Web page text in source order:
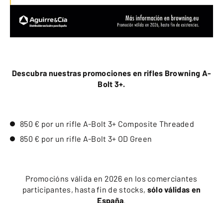
Descubra nuestras promociones en rifles Browning A-
Bolt 3+.
850 € por un rifle A-Bolt 3+ Composite Threaded
850 € por un rifle A-Bolt 3+ OD Green
Promocións válida en 2026 en los comerciantes
participantes, hasta fin de stocks, sólo válidas en
España